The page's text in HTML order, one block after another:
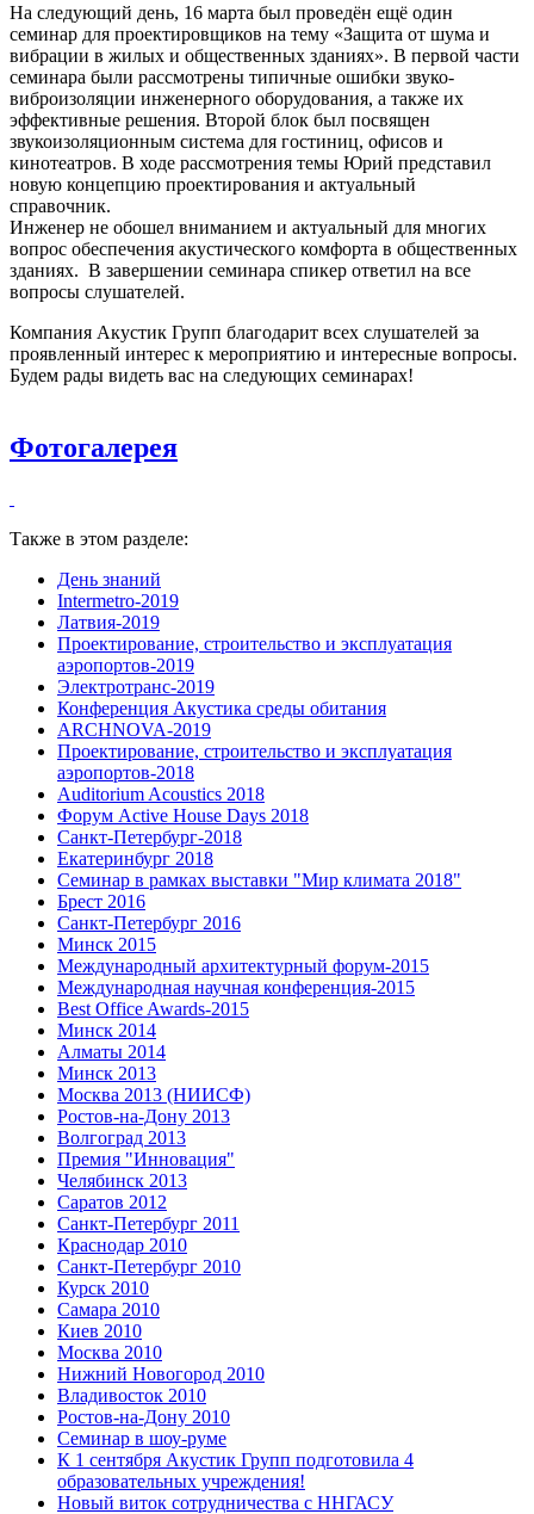
На следующий день, 16 марта был проведён ещё один
семинар для проектировщиков на тему «Защита от шума и
вибрации в жилых и общественных зданиях». В первой части
семинара были рассмотрены типичные ошибки звуко-
виброизоляции инженерного оборудования, а также их
эффективные решения. Второй блок был посвящен
звукоизоляционным система для гостиниц, офисов и
кинотеатров. В ходе рассмотрения темы Юрий представил
новую концепцию проектирования и актуальный
справочник.
Инженер не обошел вниманием и актуальный для многих
вопрос обеспечения акустического комфорта в общественных
зданиях. В завершении семинара спикер ответил на все
вопросы слушателей.
Компания Акустик Групп благодарит всех слушателей за
проявленный интерес к мероприятию и интересные вопросы.
Будем рады видеть вас на следующих семинарах!
Фотогалерея
Также в этом разделе:
День знаний
Intermetro-2019
Латвия-2019
Проектирование, строительство и эксплуатация
аэропортов-2019
Электротранс-2019
Конференция Акустика среды обитания
ARCHNOVA-2019
Проектирование, строительство и эксплуатация
аэропортов-2018
Auditorium Acoustics 2018
Форум Active House Days 2018
Санкт-Петербург-2018
Екатеринбург 2018
Семинар в рамках выставки "Мир климата 2018"
Брест 2016
Санкт-Петербург 2016
Минск 2015
Международный архитектурный форум-2015
Международная научная конференция-2015
Best Office Awards-2015
Минск 2014
Алматы 2014
Минск 2013
Москва 2013 (НИИСФ)
Ростов-на-Дону 2013
Волгоград 2013
Премия "Инновация"
Челябинск 2013
Саратов 2012
Санкт-Петербург 2011
Краснодар 2010
Санкт-Петербург 2010
Курск 2010
Самара 2010
Киев 2010
Москва 2010
Нижний Новогород 2010
Владивосток 2010
Ростов-на-Дону 2010
Семинар в шоу-руме
К 1 сентября Акустик Групп подготовила 4
образовательных учреждения!
Новый виток сотрудничества с ННГАСУ